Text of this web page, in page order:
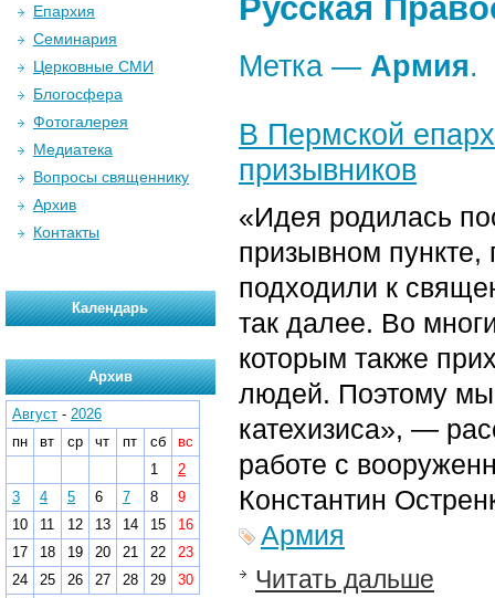
Русская
Метка — Армия.
В Пермской
призывников
«Идея родилась
призывном
подходили к
так далее. Во
которым также
людей. Поэтому мы
катехизиса», —
работе с
Константин
Армия
Читать дальше
Епархия
Семинария
Церковные СМИ
Блогосфера
Фотогалерея
Медиатека
Вопросы священнику
Архив
Контакты
Календарь
Архив
Август - 2026
пн
вт ср чт пт сб
вс
1
2
3
4 5 6 7 8
9
10
11 12 13 14 15
16
17
18 19 20 21 22
23
24
25 26 27 28 29
30